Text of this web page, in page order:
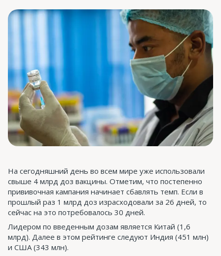
На сегодняшний день во всем мире уже использовали
свыше 4 млрд доз вакцины. Отметим, что постепенно
прививочная кампания начинает сбавлять темп. Если в
прошлый раз 1 млрд доз израсходовали за 26 дней, то
сейчас на это потребовалось 30 дней.
Лидером по введенным дозам является Китай (1,6
млрд). Далее в этом рейтинге следуют Индия (451 млн)
и США (343 млн).